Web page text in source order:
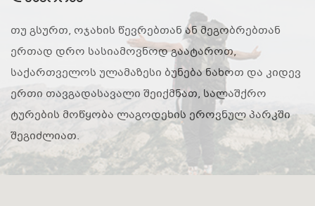
ᲗᲐᲕᲒᲐᲓᲐᲡᲐᲕᲚᲔᲑᲘ
ᲠᲝᲒᲝᲠ ᲛᲝᲕᲮᲕᲓᲔᲗ ᲐᲥ
ᲑᲣᲜᲔᲑᲐ ᲓᲐ ᲙᲣᲚᲢᲣᲠᲐ
ᲛᲝᲒᲝᲜᲔᲑᲔᲑᲘ
თუ გსურთ, ოჯახის წევრებთან ან მეგობრებთან
ერთად დრო სასიამოვნოდ გაატაროთ,
საქართველოს ულამაზესი ბუნება ნახოთ და კიდევ
ერთი თავგადასავალი შეიქმნათ, სალაშქრო
ტურების მოწყობა ლაგოდეხის ეროვნულ პარკში
შეგიძლიათ.